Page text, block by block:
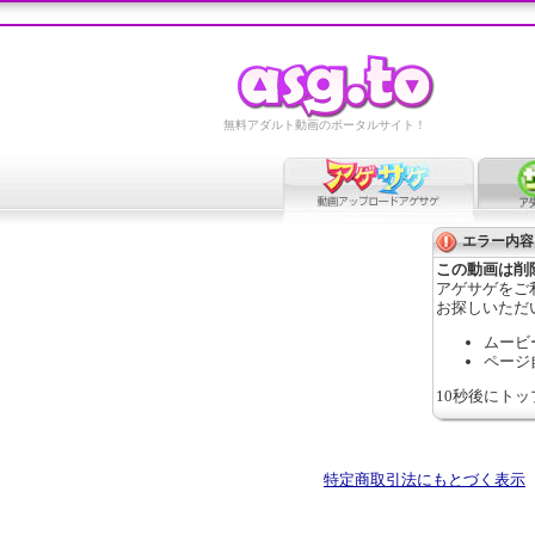
無料アダルト動画のポータルサイト！
エラー内容
この動画は削
アゲサゲをご
お探しいただ
ムービ
ページ
10秒後にト
特定商取引法にもとづく表示